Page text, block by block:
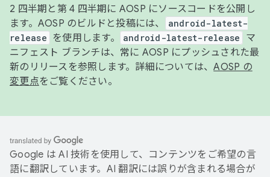
2 四半期と第 4 四半期に AOSP にソースコードを公開し
ます。AOSP のビルドと投稿には、
android-latest-
release
を使用します。 android-latest-release
マ
ニフェスト ブランチは、常に AOSP にプッシュされた最
新のリリースを参照します。詳細については、AOSP の
変更点をご覧ください。
Google は AI 技術を使用して、コンテンツをご希望の言
語に翻訳しています。AI 翻訳には誤りが含まれる場合が